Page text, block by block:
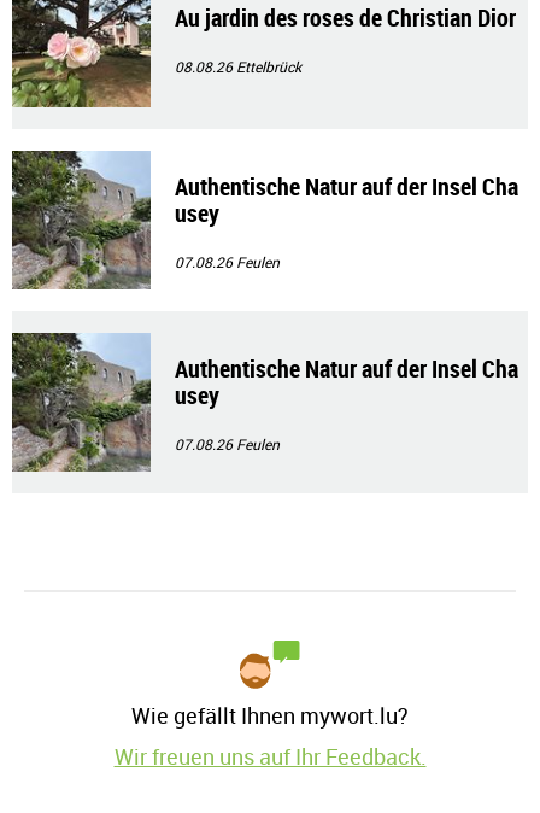
Au jardin des roses de Christian Dior
08.08.26Ettelbrück
Authentische Natur auf der Insel Cha
usey
07.08.26Feulen
Authentische Natur auf der Insel Cha
usey
07.08.26Feulen
Wie gefällt Ihnen mywort.lu?
Wir freuen uns auf Ihr Feedback.